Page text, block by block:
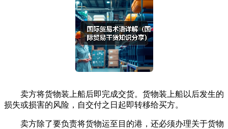
卖方将货物装上船后即完成交货。货物装上船以后发生的
损失或损害的风险，自交付之日起即转移给买方。
卖方除了要负责将货物运至目的港，还必须办理关于货物